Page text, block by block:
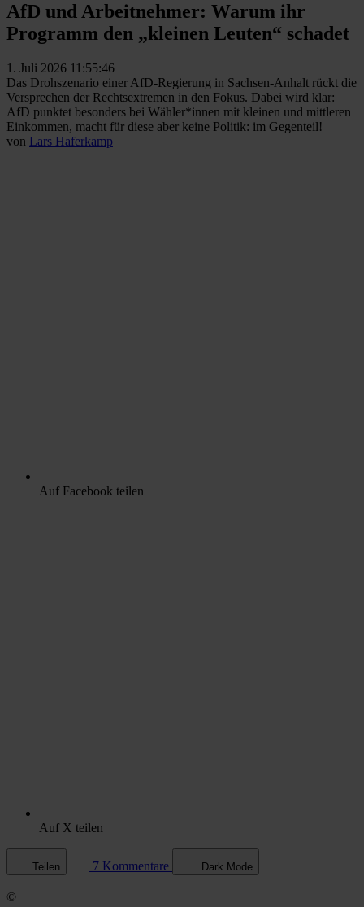
AfD und Arbeitnehmer: Warum ihr
Programm den „kleinen Leuten“ schadet
1. Juli 2026 11:55:46
Das Drohszenario einer AfD-Regierung in Sachsen-Anhalt rückt die
Versprechen der Rechtsextremen in den Fokus. Dabei wird klar:
AfD punktet besonders bei Wähler*innen mit kleinen und mittleren
Einkommen, macht für diese aber keine Politik: im Gegenteil!
von Lars Haferkamp
Auf Facebook teilen
Auf X teilen
Teilen 7 Kommentare Dark Mode
©